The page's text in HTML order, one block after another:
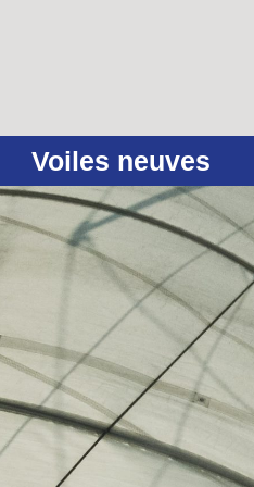
Voiles neuves